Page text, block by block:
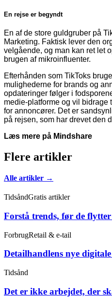
En rejse er begyndt
En af de store guldgruber på
Marketing. Faktisk lever den
velgående, og man kan ret let
brugen af mikroinfluenter.
Efterhånden som TikToks
mulighederne for brands og
opdateringer følger i
medie-platforme og vil
for annoncører. Det er
på rejsen, som har drevet den
Læs mere på Mindshare
Flere artikler
Alle artikler →
TidsåndGratis artikler
Forstå trends, før de
ForbrugRetail & e-tail
Detailhandlens nye
Tidsånd
Det er ikke arbejdet, der